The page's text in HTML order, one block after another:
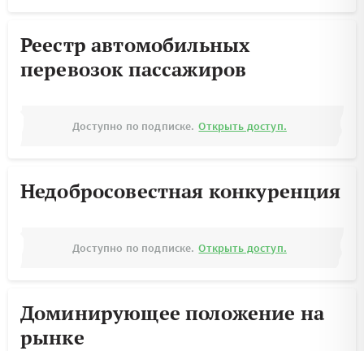
Реестр автомобильных
перевозок пассажиров
Доступно по подписке. Открыть доступ.
Недобросовестная конкуренция
Доступно по подписке. Открыть доступ.
Доминирующее положение на
рынке